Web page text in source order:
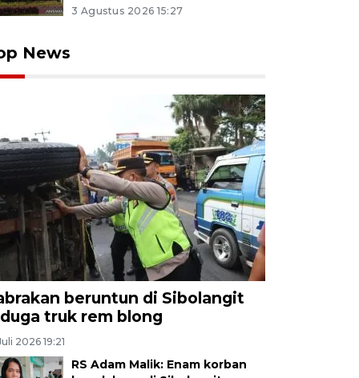
3 Agustus 2026 15:27
News
beruntun di Sibolangit
truk rem blong
2026 19:21
RS Adam Malik: Enam korban